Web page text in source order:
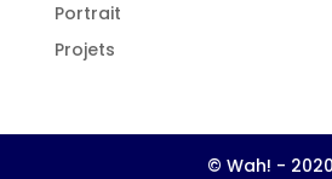
Portrait
Projets
© Wah! - 2020